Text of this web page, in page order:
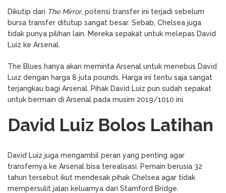
Dikutip dari The Mirror, potensi transfer ini terjadi sebelum
bursa transfer ditutup sangat besar. Sebab, Chelsea juga
tidak punya pilihan lain. Mereka sepakat untuk melepas David
Luiz ke Arsenal.
The Blues hanya akan meminta Arsenal untuk menebus David
Luiz dengan harga 8 juta pounds. Harga ini tentu saja sangat
terjangkau bagi Arsenal. Pihak David Luiz pun sudah sepakat
untuk bermain di Arsenal pada musim 2019/1010 ini.
David Luiz Bolos Latihan
David Luiz juga mengambil peran yang penting agar
transfernya ke Arsenal bisa terealisasi. Pemain berusia 32
tahun tersebut ikut mendesak pihak Chelsea agar tidak
mempersulit jalan keluarnya dari Stamford Bridge.